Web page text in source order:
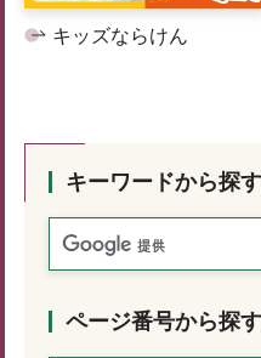
キッズならけん
キーワードから探す
ページ番号から探す